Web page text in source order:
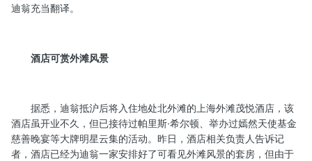
迪翁充当翻译。
酒店可赏外滩风景
据悉，迪翁抵沪后将入住地处北外滩的上海外滩茂悦酒店，该
酒店虽开业不久，但已接待过帕里斯·希尔顿、举办过嫣然天使基金
慈善晚宴等大牌明星云集的活动。昨日，酒店相关负责人告诉记
者，酒店已经为迪翁一家安排好了可看见外滩风景的套房，但由于